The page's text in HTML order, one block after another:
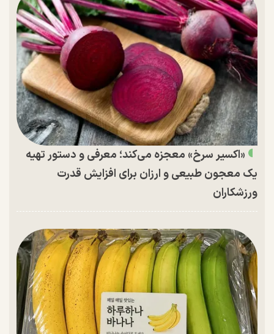
«اکسیر سرخ» معجزه می‌کند؛ معرفی و دستور تهیه
یک معجون طبیعی و ارزان برای افزایش قدرت
ورزشکاران